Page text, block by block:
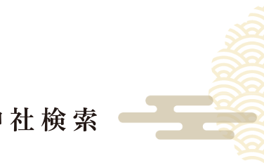
社検索